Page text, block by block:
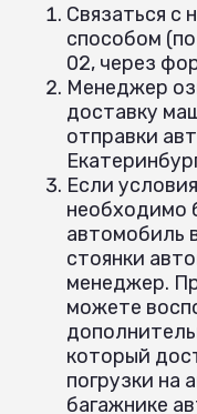
Связаться
способом
02, через
Менеджер
доставку
отправки
Если
необходимо
автомобиль
стоянки
менеджер.
можете
который
погрузки на
багажнике